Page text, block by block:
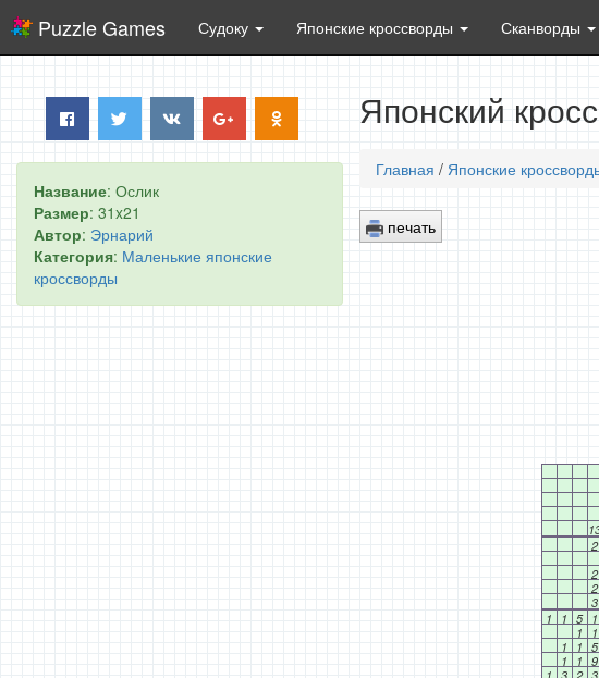
Puzzle Games Судоку Японские кроссворды Сканворды
Название: Ослик
Размер: 31x21
Автор: Эрнарий
Категория: Маленькие японские
кроссворды
Японский
Главная / Японские
печать
2
2
2
3
1
1 5 1
1
1
1
1 5
1
1 9